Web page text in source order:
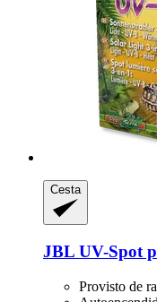
Cesta
JBL UV-​Spot
Provisto de